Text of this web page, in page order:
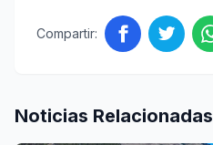
Compartir:
Noticias Relacionadas